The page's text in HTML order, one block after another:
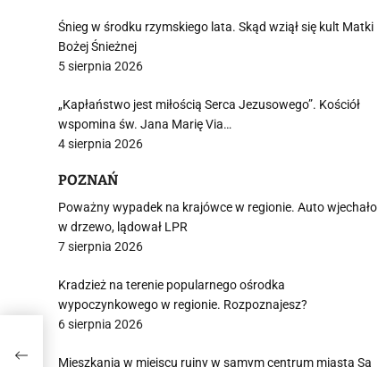
Śnieg w środku rzymskiego lata. Skąd wziął się kult Matki
Bożej Śnieżnej
5 sierpnia 2026
„Kapłaństwo jest miłością Serca Jezusowego”. Kościół
wspomina św. Jana Marię Via…
4 sierpnia 2026
POZNAŃ
Poważny wypadek na krajówce w regionie. Auto wjechało
w drzewo, lądował LPR
7 sierpnia 2026
Kradzież na terenie popularnego ośrodka
wypoczynkowego w regionie. Rozpoznajesz?
6 sierpnia 2026
Mieszkania w miejscu ruiny w samym centrum miasta Są